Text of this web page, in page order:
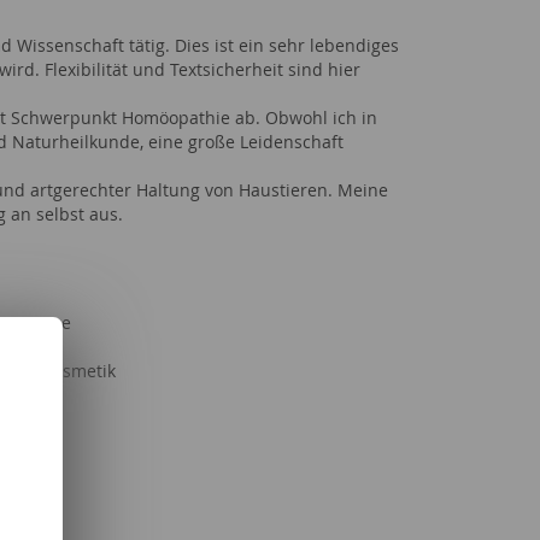
Wissenschaft tätig. Dies ist ein sehr lebendiges
Flexibilität und Textsicherheit sind hier
Homöopathie ab. Obwohl ich in
eine große Leidenschaft
artgerechter Haltung von Haustieren. Meine
an selbst aus.
& Kosmetik